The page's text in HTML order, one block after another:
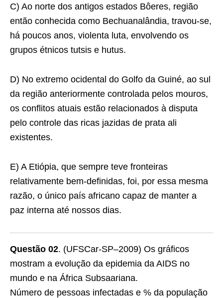
C) Ao norte dos antigos estados Bôeres, região
então conhecida como Bechuanalândia, travou-se,
há poucos anos, violenta luta, envolvendo os
grupos étnicos tutsis e hutus.
D) No extremo ocidental do Golfo da Guiné, ao sul
da região anteriormente controlada pelos mouros,
os conflitos atuais estão relacionados à disputa
pelo controle das ricas jazidas de prata ali
existentes.
E) A Etiópia, que sempre teve fronteiras
relativamente bem-definidas, foi, por essa mesma
razão, o único país africano capaz de manter a
paz interna até nossos dias.
Questão 02. (UFSCar-SP–2009) Os gráficos
mostram a evolução da epidemia da AIDS no
mundo e na África Subsaariana.
Número de pessoas infectadas e % da população